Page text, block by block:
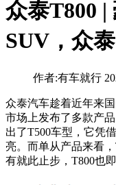
众泰T800 |
SUV，众
作者:有车就行
众泰汽车趁着近年来
市场上发布了多款产
出了T500车型，它凭
亮。而单从产品来看
有就此止步，T800也